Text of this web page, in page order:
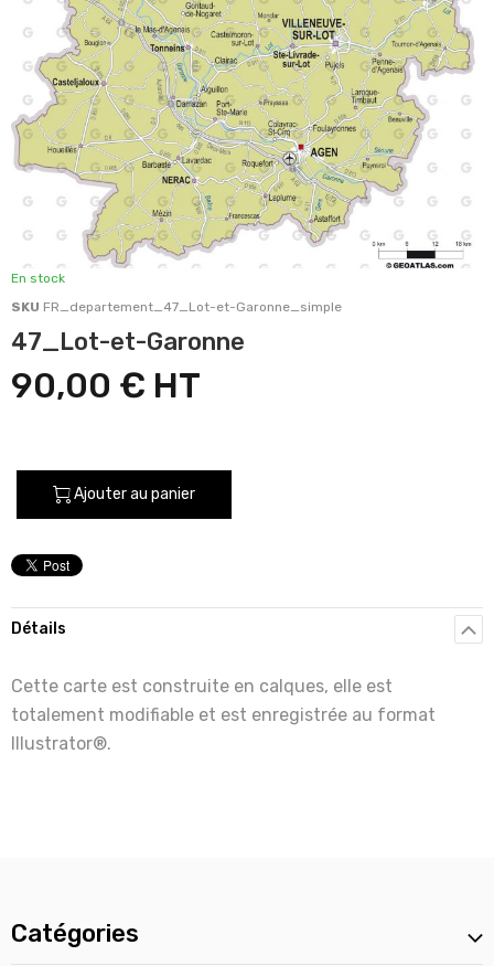
En stock
SKU FR_departement_47_Lot-et-Garonne_simple
47_Lot-et-Garonne
90,00 €
Ajouter au panier
Détails
Cette carte est construite en calques, elle est
totalement modifiable et est enregistrée au format
Illustrator®.
Catégories